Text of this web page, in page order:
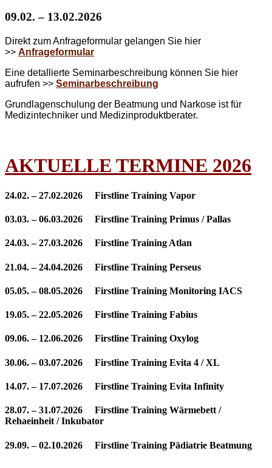
09.02. – 13.02.2026
Direkt zum Anfrageformular gelangen Sie hier
>> Anfrageformular
Eine detallierte Seminarbeschreibung können Sie hier
aufrufen >> Seminarbeschreibung
Grundlagenschulung der Beatmung und Narkose ist für
Medizintechniker und Medizinproduktberater.
AKTUELLE TERMINE 2026
24.02. – 27.02.2026 Firstline Training Vapor
03.03. – 06.03.2026 Firstline Training Primus / Pallas
24.03. – 27.03.2026 Firstline Training Atlan
21.04. – 24.04.2026 Firstline Training Perseus
05.05. – 08.05.2026 Firstline Training Monitoring IACS
19.05. – 22.05.2026 Firstline Training Fabius
09.06. – 12.06.2026 Firstline Training Oxylog
30.06. – 03.07.2026 Firstline Training Evita 4 / XL
14.07. – 17.07.2026 Firstline Training Evita Infinity
28.07. – 31.07.2026 Firstline Training Wärmebett /
Rehaeinheit / Inkubator
29.09. – 02.10.2026 Firstline Training Pädiatrie Beatmung